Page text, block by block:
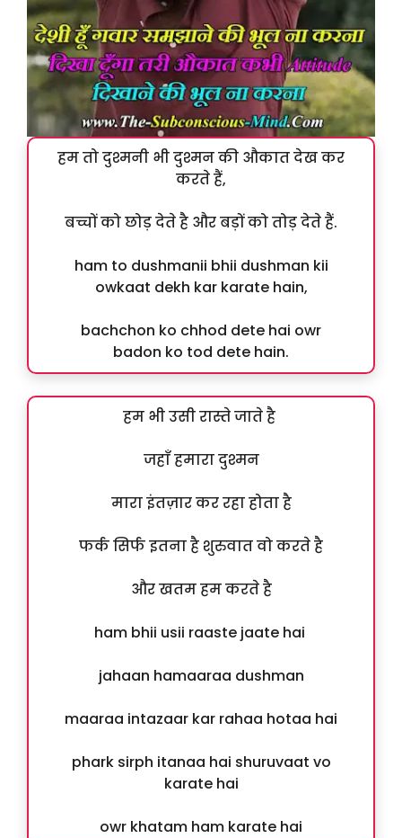
हम तो दुश्मनी भी दुश्मन की औकात देख कर
करते हैं,
बच्चों को छोड़ देते है और बड़ों को तोड़ देते हैं.
ham to dushmanii bhii dushman kii
owkaat dekh kar karate hain,
bachchon ko chhod dete hai owr
badon ko tod dete hain.
हम भी उसी रास्ते जाते है
जहाँ हमारा दुश्मन
मारा इंतज़ार कर रहा होता है
फर्क सिर्फ इतना है शुरुवात वो करते है
और खतम हम करते है
ham bhii usii raaste jaate hai
jahaan hamaaraa dushman
maaraa intazaar kar rahaa hotaa hai
phark sirph itanaa hai shuruvaat vo
karate hai
owr khatam ham karate hai